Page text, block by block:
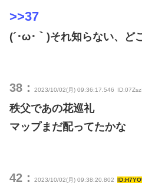
>>37
(´･ω･｀)それ知らない、ど
38： 2023/10/02(月) 09:36:17.546
秩父であの花巡礼
マップまだ配ってたかな
42： 2023/10/02(月) 09:38:20.802